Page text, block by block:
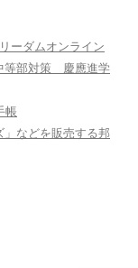
ーダムオンライン
等部対策 慶應進学
帳
などを販売する邦